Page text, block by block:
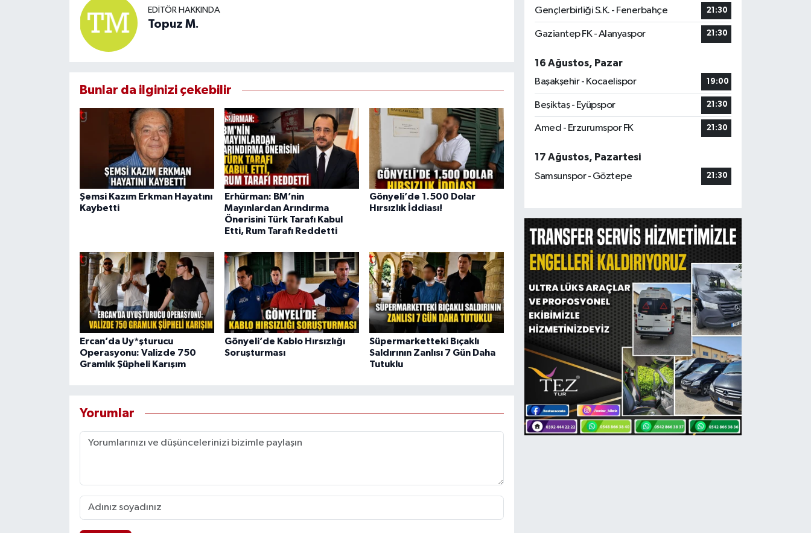
EDITÖR HAKKINDA
Topuz M.
Bunlar da ilginizi çekebilir
Şemsi Kazım Erkman Hayatını
Kaybetti
Erhürman: BM’nin
Mayınlardan Arındırma
Önerisini Türk Tarafı Kabul
Etti, Rum Tarafı Reddetti
Gönyeli’de 1.500 Dolar
Hırsızlık İddiası!
Ercan’da Uy*şturucu
Operasyonu: Valizde 750
Gramlık Şüpheli Karışım
Gönyeli’de Kablo Hırsızlığı
Soruşturması
Süpermarketteki Bıçaklı
Saldırının Zanlısı 7 Gün Daha
Tutuklu
Yorumlar
Gençlerbirliği S.K. - Fenerbahçe 21:30
Gaziantep FK - Alanyaspor 21:30
16 Ağustos, Pazar
Başakşehir - Kocaelispor
19:00
Beşiktaş - Eyüpspor 21:30
Amed - Erzurumspor FK 21:30
17 Ağustos, Pazartesi
Samsunspor - Göztepe
21:30